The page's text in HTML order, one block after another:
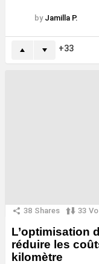
by Jamilla P.
33
38 Shares 33
L’optimisation
réduire les
kilomètre